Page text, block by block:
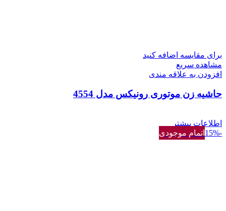
برای مقایسه اضافه کنید
مشاهده سریع
افزودن به علاقه مندی
حاشیه زن موتوری رونیکس مدل 4554
اطلاعات بیشتر
-15%
اتمام موجودی